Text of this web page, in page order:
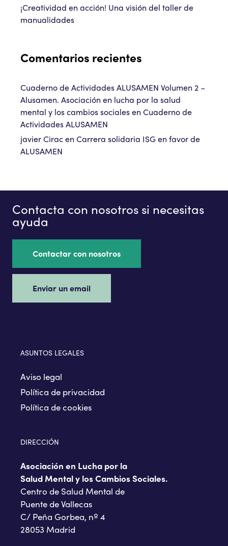
¡Creatividad en acción! Una visión del taller de
manualidades
Comentarios recientes
Cuaderno de Actividades ALUSAMEN Volumen 2 –
Alusamen. Asociación en lucha por la salud
mental y los cambios socialesen Cuaderno de
Actividades ALUSAMEN
javier Ciracen Carrera solidaria ISG en favor de
ALUSAMEN
Contacta con nosotros si necesitas
ayuda
Contactar con nosotros
Enviar un email
ASUNTOS LEGALES
Aviso legal
Política de privacidad
Política de cookies
DIRECCIÓN
Asociación en Lucha por la
Salud Mental y los Cambios Sociales.
Centro de Salud Mental de
Puente de Vallecas
C/ Peña Gorbea, nº 4
28053 Madrid